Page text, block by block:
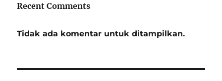
Recent Comments
Tidak ada komentar untuk ditampilkan.